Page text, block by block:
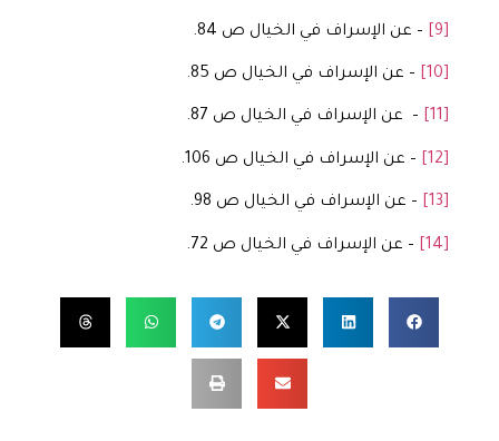
[9] – عن الإسراف في الخيال ص 84.
[10] – عن الإسراف في الخيال ص 85.
[11] – عن الإسراف في الخيال ص 87.
[12] – عن الإسراف في الخيال ص 106.
[13] – عن الإسراف في الخيال ص 98.
[14] – عن الإسراف في الخيال ص 72.